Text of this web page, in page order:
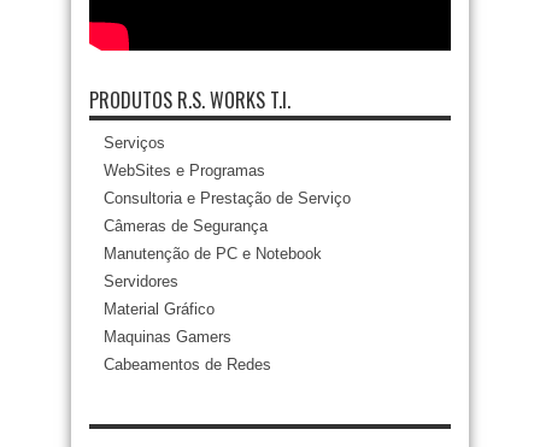
PRODUTOS R.S. WORKS T.I.
Serviços
WebSites e Programas
Consultoria e Prestação de Serviço
Câmeras de Segurança
Manutenção de PC e Notebook
Servidores
Material Gráfico
Maquinas Gamers
Cabeamentos de Redes